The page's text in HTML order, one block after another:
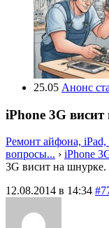
25.05 Анонс
iPhone 3G
Ремонт айфона,
вопросы... › iPhone
3G висит на шнурке.
12.08.2014 в 14:34